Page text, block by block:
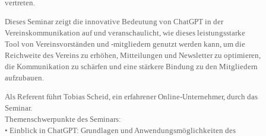
vertreten.
Dieses Seminar zeigt die innovative Bedeutung von ChatGPT in der
Vereinskommunikation auf und veranschaulicht, wie dieses leistungsstarke
Tool von Vereinsvorständen und -mitgliedern genutzt werden kann, um die
Reichweite des Vereins zu erhöhen, Mitteilungen und Newsletter zu optimieren,
die Kommunikation zu schärfen und eine stärkere Bindung zu den Mitgliedern
aufzubauen.
Als Referent führt Tobias Scheid, ein erfahrener Online-Unternehmer, durch das
Seminar.
Themenschwerpunkte des Seminars:
• Einblick in ChatGPT: Grundlagen und Anwendungsmöglichkeiten des